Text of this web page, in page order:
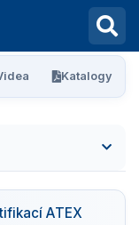
Katalogy
ATEX